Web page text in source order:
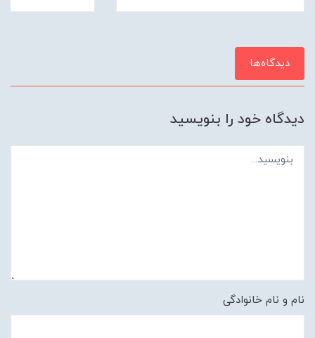
دیدگاه‌ها
دیدگاه خود را بنویسید
نام و نام خانوادگی